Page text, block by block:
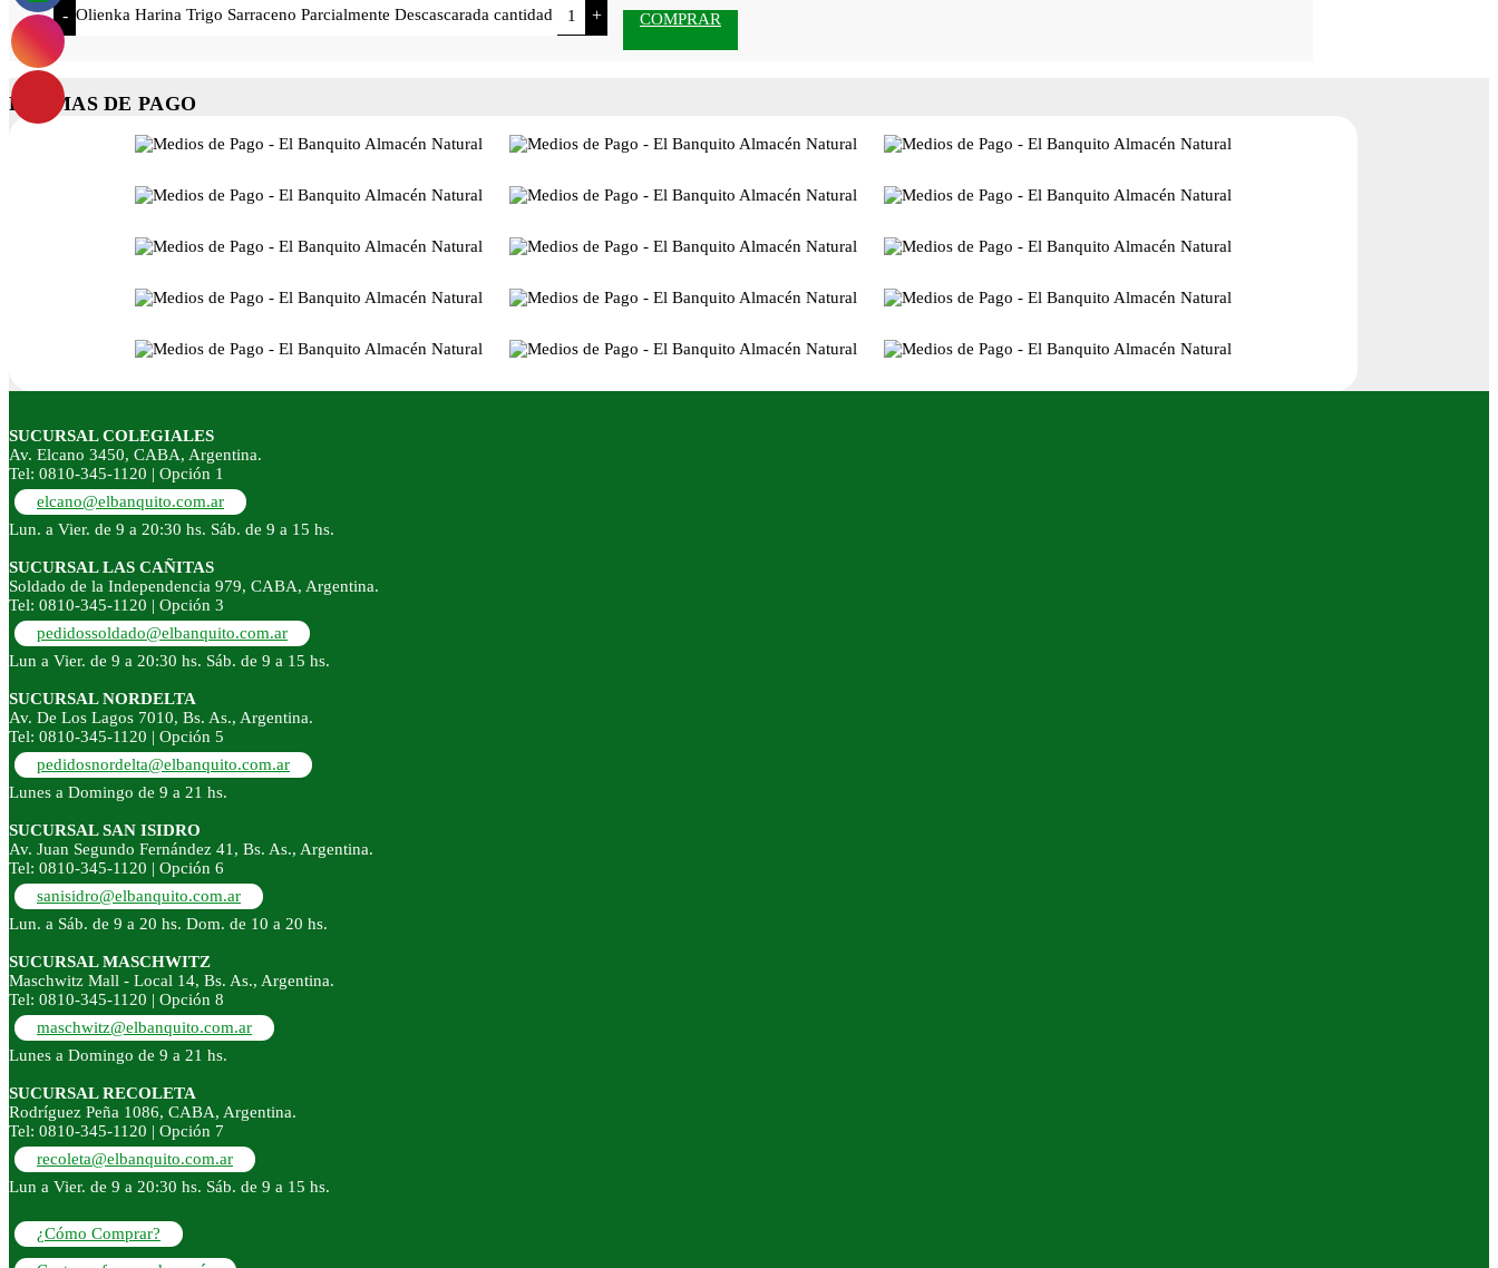
- Olienka Harina Trigo Sarraceno Parcialmente Descascarada cantidad + COMPRAR
FORMAS DE PAGO
SUCURSAL COLEGIALES
Av. Elcano 3450, CABA, Argentina.
Tel: 0810-345-1120 | Opción 1
elcano@elbanquito.com.ar
Lun. a Vier. de 9 a 20:30 hs. Sáb. de 9 a 15 hs.
SUCURSAL LAS CAÑITAS
Soldado de la Independencia 979, CABA, Argentina.
Tel: 0810-345-1120 | Opción 3
pedidossoldado@elbanquito.com.ar
Lun a Vier. de 9 a 20:30 hs. Sáb. de 9 a 15 hs.
SUCURSAL NORDELTA
Av. De Los Lagos 7010, Bs. As., Argentina.
Tel: 0810-345-1120 | Opción 5
pedidosnordelta@elbanquito.com.ar
Lunes a Domingo de 9 a 21 hs.
SUCURSAL SAN ISIDRO
Av. Juan Segundo Fernández 41, Bs. As., Argentina.
Tel: 0810-345-1120 | Opción 6
sanisidro@elbanquito.com.ar
Lun. a Sáb. de 9 a 20 hs. Dom. de 10 a 20 hs.
SUCURSAL MASCHWITZ
Maschwitz Mall - Local 14, Bs. As., Argentina.
Tel: 0810-345-1120 | Opción 8
maschwitz@elbanquito.com.ar
Lunes a Domingo de 9 a 21 hs.
SUCURSAL RECOLETA
Rodríguez Peña 1086, CABA, Argentina.
Tel: 0810-345-1120 | Opción 7
recoleta@elbanquito.com.ar
Lun a Vier. de 9 a 20:30 hs. Sáb. de 9 a 15 hs.
¿Cómo Comprar?